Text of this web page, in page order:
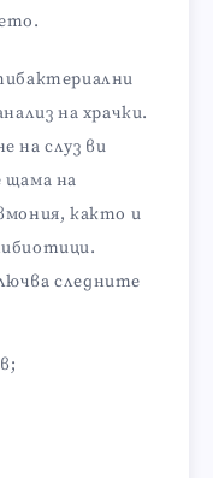
на храчки.
на слуз ви
щама на
както и
следните